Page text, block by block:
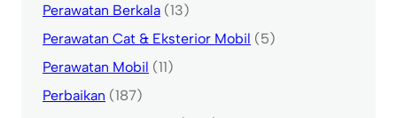
Perawatan Berkala (13)
Perawatan Cat & Eksterior Mobil (5)
Perawatan Mobil (11)
Perbaikan (187)